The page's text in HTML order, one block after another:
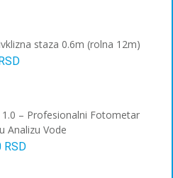
staza 0.6m (rolna 12m)
RSD
– Profesionalni Fotometar
Analizu Vode
RSD